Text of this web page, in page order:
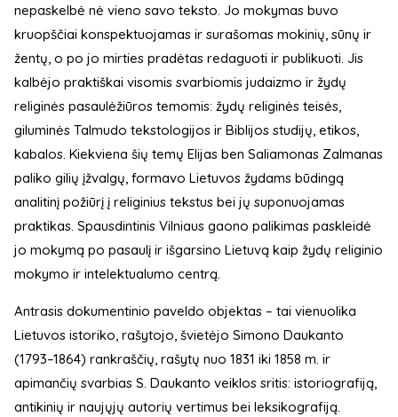
nepaskelbė nė vieno savo teksto. Jo mokymas buvo
kruopščiai konspektuojamas ir surašomas mokinių, sūnų ir
žentų, o po jo mirties pradėtas redaguoti ir publikuoti. Jis
kalbėjo praktiškai visomis svarbiomis judaizmo ir žydų
religinės pasaulėžiūros temomis: žydų religinės teisės,
giluminės Talmudo tekstologijos ir Biblijos studijų, etikos,
kabalos. Kiekviena šių temų Elijas ben Saliamonas Zalmanas
paliko gilių įžvalgų, formavo Lietuvos žydams būdingą
analitinį požiūrį į religinius tekstus bei jų suponuojamas
praktikas. Spausdintinis Vilniaus gaono palikimas paskleidė
jo mokymą po pasaulį ir išgarsino Lietuvą kaip žydų religinio
mokymo ir intelektualumo centrą.
Antrasis dokumentinio paveldo objektas – tai vienuolika
Lietuvos istoriko, rašytojo, švietėjo Simono Daukanto
(1793–1864) rankraščių, rašytų nuo 1831 iki 1858 m. ir
apimančių svarbias S. Daukanto veiklos sritis: istoriografiją,
antikinių ir naujųjų autorių vertimus bei leksikografiją.